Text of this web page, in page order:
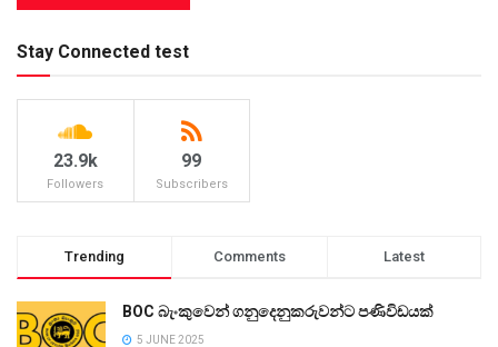
Stay Connected test
23.9k
Followers
99
Subscribers
Trending Comments Latest
BOC බැංකුවෙන් ගනුදෙනුකරුවන්ට පණිවිඩයක්
5 JUNE 2025